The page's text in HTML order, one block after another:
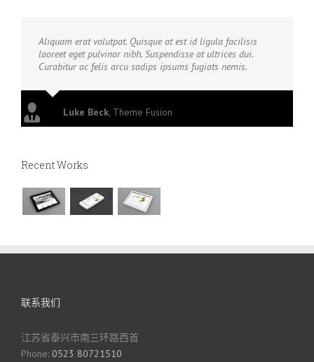
Aliquam erat volutpat. Quisque at est id ligula facilisis
laoreet eget pulvinar nibh. Suspendisse at ultrices dui.
Curabitur ac felis arcu sadips ipsums fugiats nemis.
Luke Beck, Theme Fusion
Recent Works
联系我们
江苏省泰兴市南三环路西首
Phone: 0523 80721510